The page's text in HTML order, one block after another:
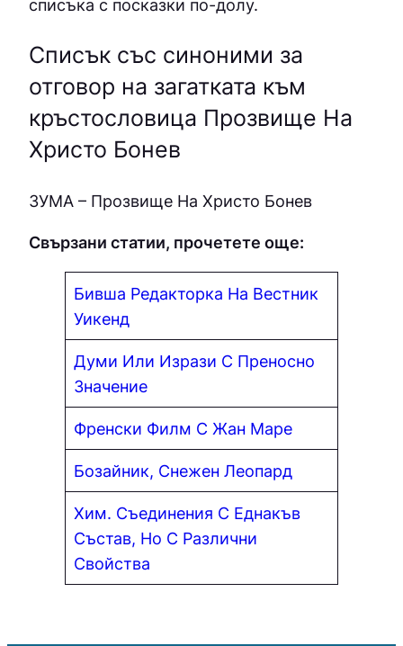
списъка с посказки по-долу.
Списък със синоними за
отговор на загатката към
кръстословица Прозвище На
Христо Бонев
ЗУМA – Прозвище На Христо Бонев
Свързани статии, прочетете още:
Бивша Редакторка На Вестник
Уикенд
Думи Или Изрази С Преносно
Значение
Френски Филм С Жан Маре
Бозайник, Снежен Леопард
Хим. Съединения С Еднакъв
Състав, Но С Различни
Свойства